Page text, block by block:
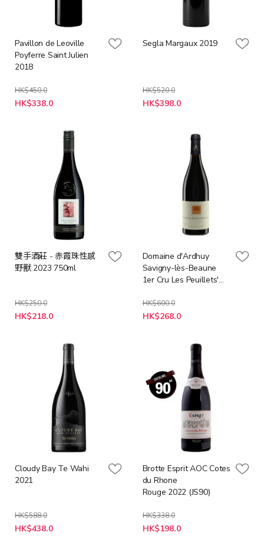
Pavillon de Leoville
Poyferre Saint Julien
2018
HK$450.0
特
殊
HK$338.0
Segla Margaux 2019
HK$520.0
特
殊
HK$398.0
雙手酒莊 - 赤霞珠性感
野獸 2023 750ml
HK$250.0
特
殊
HK$218.0
Domaine d'Ardhuy
Savigny-lès-Beaune
1er Cru Les Peuillets'
HK$600.0
特
殊
HK$268.0
Cloudy Bay Te Wahi
2021
HK$588.0
特
殊
HK$438.0
Brotte Esprit AOC Cotes
du Rhone
Rouge 2022 (JS90)
HK$338.0
特
殊
HK$198.0